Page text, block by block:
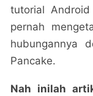
tutorial
pernah
hubungannya
Pancake.
Nah inilah